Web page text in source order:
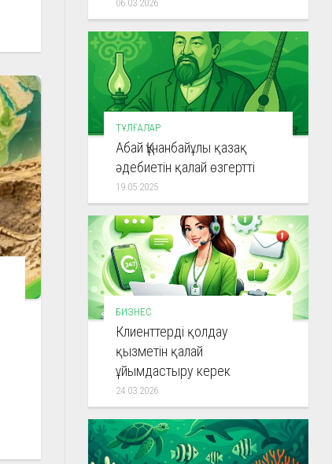
06.03.2026
ТҰЛҒАЛАР
Абай Құнанбайұлы қазақ
әдебиетін қалай өзгертті
19.05.2025
БИЗНЕС
Клиенттерді қолдау
қызметін қалай
ұйымдастыру керек
24.03.2026